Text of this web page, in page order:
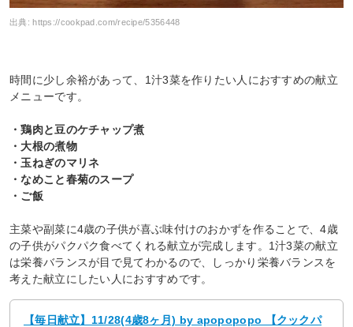
出典:https://cookpad.com/recipe/5356448
時間に少し余裕があって、1汁3菜を作りたい人におすすめの献立
メニューです。
・鶏肉と豆のケチャップ煮
・大根の煮物
・玉ねぎのマリネ
・なめこと春菊のスープ
・ご飯
主菜や副菜に4歳の子供が喜ぶ味付けのおかずを作ることで、4歳
の子供がパクパク食べてくれる献立が完成します。1汁3菜の献立
は栄養バランスが目で見てわかるので、しっかり栄養バランスを
考えた献立にしたい人におすすめです。
【毎日献立】11/28(4歳8ヶ月) by apopopopo 【クックパ